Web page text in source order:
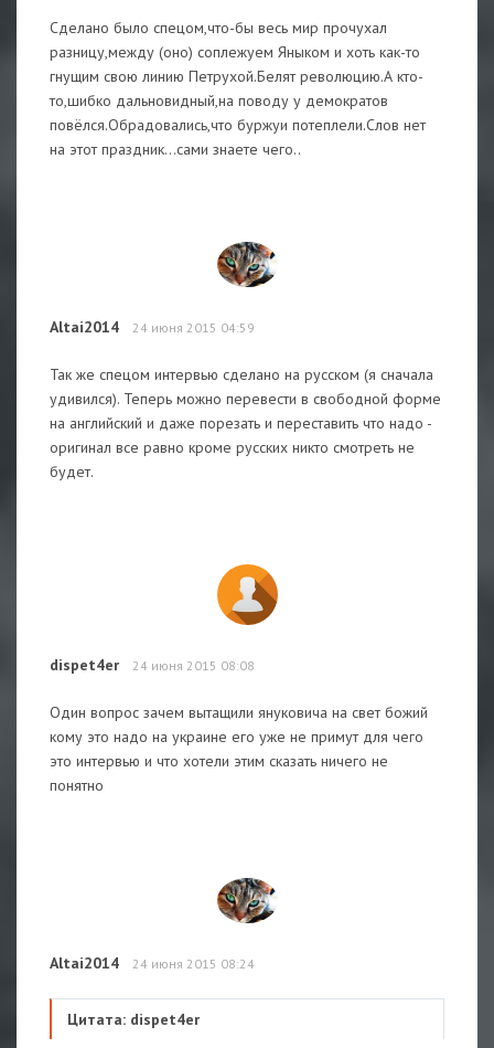
Сделано было спецом,что-бы весь мир прочухал
разницу,между (оно) соплежуем Яныком и хоть как-то
гнущим свою линию Петрухой.Белят революцию.А кто-
то,шибко дальновидный,на поводу у демократов
повёлся.Обрадовались,что буржуи потеплели.Слов нет
на этот праздник...сами знаете чего..
Altai2014 24 июня 2015 04:59
Так же спецом интервью сделано на русском (я сначала
удивился). Теперь можно перевести в свободной форме
на английский и даже порезать и переставить что надо -
оригинал все равно кроме русских никто смотреть не
будет.
dispet4er 24 июня 2015 08:08
Один вопрос зачем вытащили януковича на свет божий
кому это надо на украине его уже не примут для чего
это интервью и что хотели этим сказать ничего не
понятно
Altai2014 24 июня 2015 08:24
Цитата: dispet4er